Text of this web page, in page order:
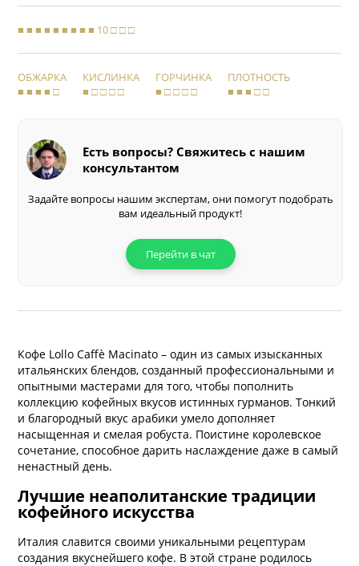
■ ■ ■ ■ ■ ■ ■ ■ ■ 10 □ □ □
ОБЖАРКА
■ ■ ■ ■ □
КИСЛИНКА
■ □ □ □ □
ГОРЧИНКА
■ □ □ □ □
ПЛОТНОСТЬ
■ ■ ■ □ □
Есть вопросы? Свяжитесь с нашим
консультантом
Задайте вопросы нашим экспертам, они помогут подобрать
вам идеальный продукт!
Перейти в чат
Кофе Lollo Caffè Macinato – один из самых изысканных
итальянских блендов, созданный профессиональными и
опытными мастерами для того, чтобы пополнить
коллекцию кофейных вкусов истинных гурманов. Тонкий
и благородный вкус арабики умело дополняет
насыщенная и смелая робуста. Поистине королевское
сочетание, способное дарить наслаждение даже в самый
ненастный день.
Лучшие неаполитанские традиции
кофейного искусства
Италия славится своими уникальными рецептурам
создания вкуснейшего кофе. В этой стране родилось